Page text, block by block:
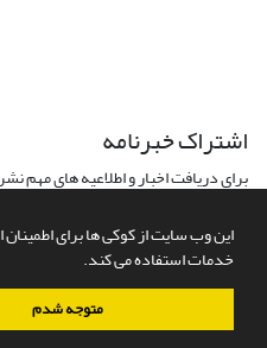
این وب سایت از کوکی ها برای اطمینان
خدمات استفاده می کند.
متوجه شدم
اشتراک خبرنامه
برای دریافت اخبار و اطلاعیه های
سامانه مدیریت نشریات علمی.طراحی و